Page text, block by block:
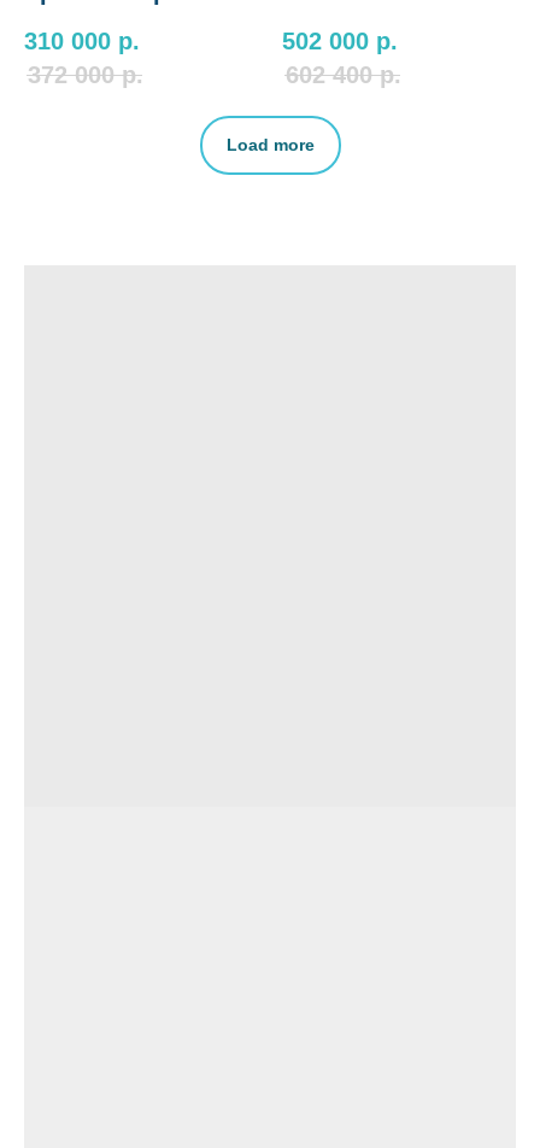
310 000 р.
372 000 р.
502 000 р.
602 400 р.
Load more